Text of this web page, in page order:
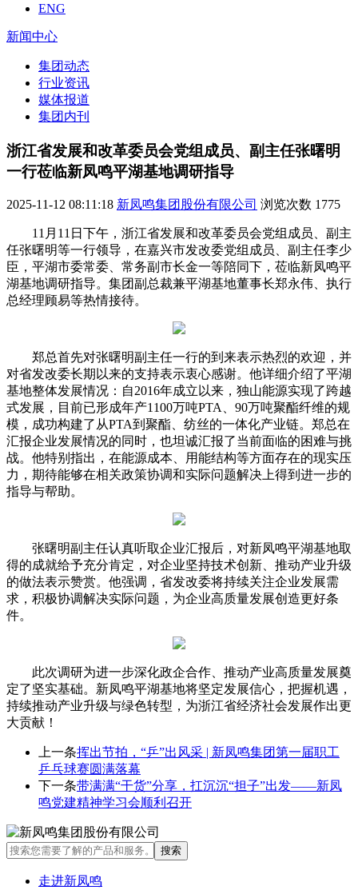
ENG
新闻中心
集团动态
行业资讯
媒体报道
集团内刊
浙江省发展和改革委员会党组成员、副主任张曙明
一行莅临新凤鸣平湖基地调研指导
2025-11-12 08:11:18 新凤鸣集团股份有限公司 浏览次数 1775
11月11日下午，浙江省发展和改革委员会党组成员、副主
任张曙明等一行领导，在嘉兴市发改委党组成员、副主任李少
臣，平湖市委常委、常务副市长金一等陪同下，莅临新凤鸣平
湖基地调研指导。集团副总裁兼平湖基地董事长郑永伟、执行
总经理顾易等热情接待。
郑总首先对张曙明副主任一行的到来表示热烈的欢迎，并
对省发改委长期以来的支持表示衷心感谢。他详细介绍了平湖
基地整体发展情况：自2016年成立以来，独山能源实现了跨越
式发展，目前已形成年产1100万吨PTA、90万吨聚酯纤维的规
模，成功构建了从PTA到聚酯、纺丝的一体化产业链。郑总在
汇报企业发展情况的同时，也坦诚汇报了当前面临的困难与挑
战。他特别指出，在能源成本、用能结构等方面存在的现实压
力，期待能够在相关政策协调和实际问题解决上得到进一步的
指导与帮助。
张曙明副主任认真听取企业汇报后，对新凤鸣平湖基地取
得的成就给予充分肯定，对企业坚持技术创新、推动产业升级
的做法表示赞赏。他强调，省发改委将持续关注企业发展需
求，积极协调解决实际问题，为企业高质量发展创造更好条
件。
此次调研为进一步深化政企合作、推动产业高质量发展奠
定了坚实基础。新凤鸣平湖基地将坚定发展信心，把握机遇，
持续推动产业升级与绿色转型，为浙江省经济社会发展作出更
大贡献！
上一条挥出节拍，“乒”出风采 | 新凤鸣集团第一届职工
乒乓球赛圆满落幕
下一条带满满“干货”分享，扛沉沉“担子”出发——新凤
鸣党建精神学习会顺利召开
走进新凤鸣